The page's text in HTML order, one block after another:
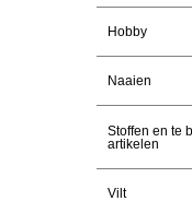
Hobby
Naaien
Stoffen en te
artikelen
Vilt